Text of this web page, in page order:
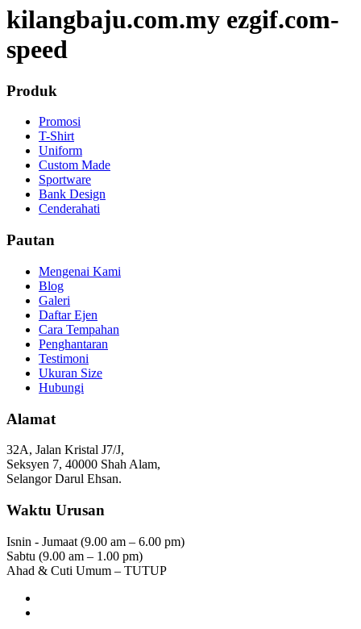
kilangbaju.com.my ezgif.com-
speed
Produk
Promosi
T-Shirt
Uniform
Custom Made
Sportware
Bank Design
Cenderahati
Pautan
Mengenai Kami
Blog
Galeri
Daftar Ejen
Cara Tempahan
Penghantaran
Testimoni
Ukuran Size
Hubungi
Alamat
32A, Jalan Kristal J7/J,
Seksyen 7, 40000 Shah Alam,
Selangor Darul Ehsan.
Waktu Urusan
Isnin - Jumaat (9.00 am – 6.00 pm)
Sabtu (9.00 am – 1.00 pm)
Ahad & Cuti Umum – TUTUP